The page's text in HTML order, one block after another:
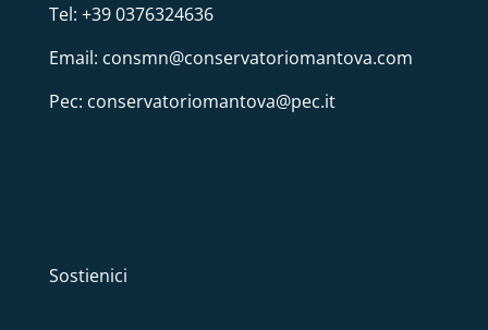
Tel: +39 0376324636
Email: consmn@conservatoriomantova.com
Pec: conservatoriomantova@pec.it
Sostienici